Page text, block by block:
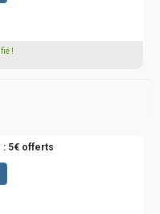
!
: 5€ offerts